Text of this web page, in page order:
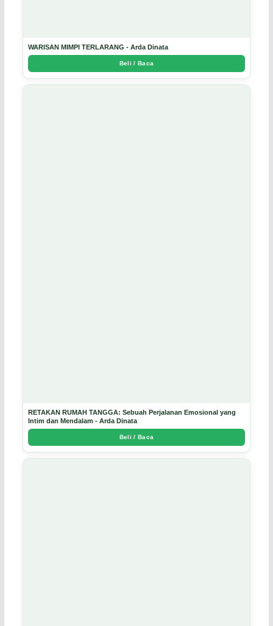
WARISAN MIMPI TERLARANG - Arda Dinata
Beli / Baca
RETAKAN RUMAH TANGGA: Sebuah Perjalanan Emosional yang
Intim dan Mendalam - Arda Dinata
Beli / Baca